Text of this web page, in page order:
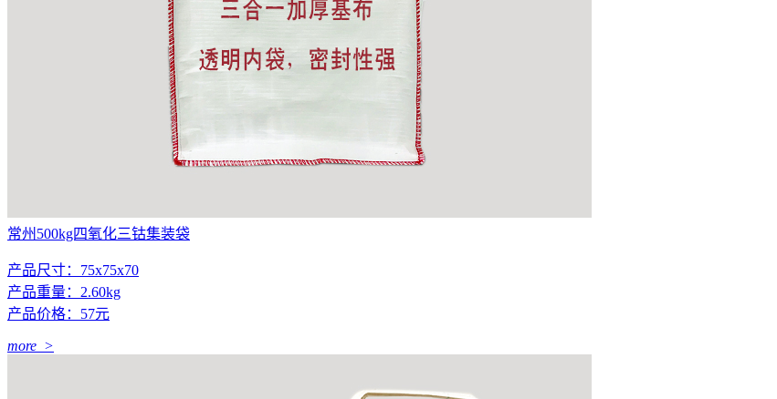
常州500kg四氧化三钴集装袋
产品尺寸：75x75x70
产品重量：2.60kg
产品价格：57元
more >